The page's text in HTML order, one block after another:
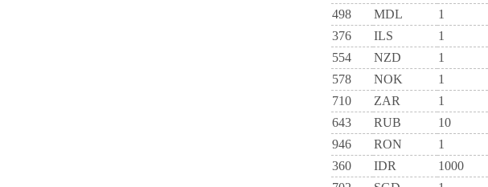
498
MDL 1
376
ILS 1
554
NZD 1
578
NOK 1
710
ZAR 1
643
RUB 10
946
RON 1
360
IDR 1000